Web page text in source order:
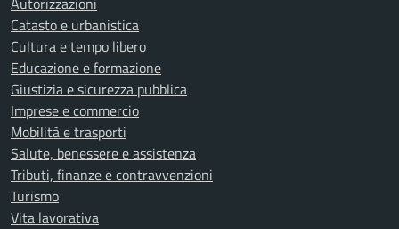
Catasto e urbanistica
Cultura e tempo libero
Educazione e formazione
Giustizia e sicurezza pubblica
Imprese e commercio
Mobilità e trasporti
Salute, benessere e assistenza
Tributi, finanze e contravvenzioni
Turismo
Vita lavorativa